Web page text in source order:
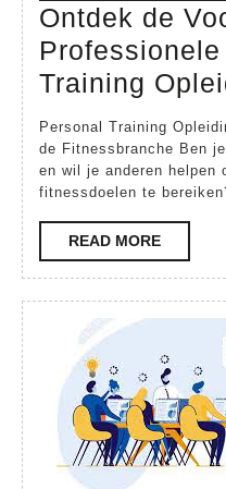
Ontdek de
Training
Personal Training
de Fitnessbranche Ben
en wil je anderen helpen
fitnessdoelen te
READ MOREREAD
MORE